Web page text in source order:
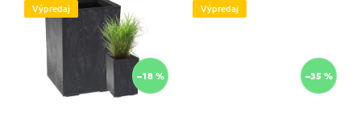
Výpredaj
–18 %
Výpredaj
–35 %